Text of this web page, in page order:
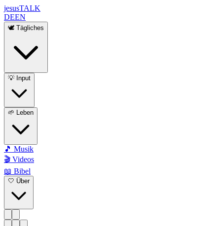
jesusTALK
DEEN
🕊️ Tägliches
💡 Input
🌱 Leben
🎵 Musik
🎬 Videos
📖 Bibel
🤍 Über